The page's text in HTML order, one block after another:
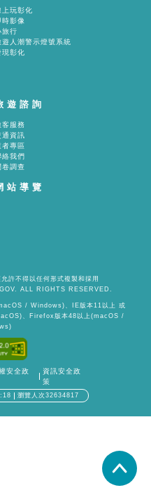
置頂
上玩彰化
時影像
旅行
遊人潮警示燈號系統
現彰化
遊諮詢
客服務
通資訊
者專區
絡我們
卷調查
站導覽
許不得以任何形式複製和採用
ALL RIGHTS RESERVED.
/ Windows)、IE版本11以上 或
、Firefox版本48以上(macOS /
安全政
資訊安全政
策
瀏覽人次32634817